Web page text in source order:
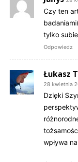
Czy ten
tylko
Odpowiedz
Łukasz
28 kwietnia
Dzięki
wpływa